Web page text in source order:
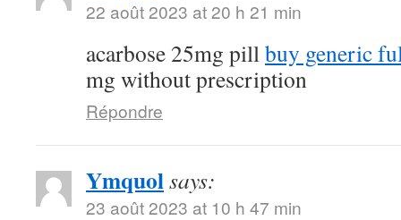
22 août 2023 at 20 h 21 min
acarbose 25mg pillbuy generic
mg without prescription
Répondre
Ymquolsays:
23 août 2023 at 10 h 47 min